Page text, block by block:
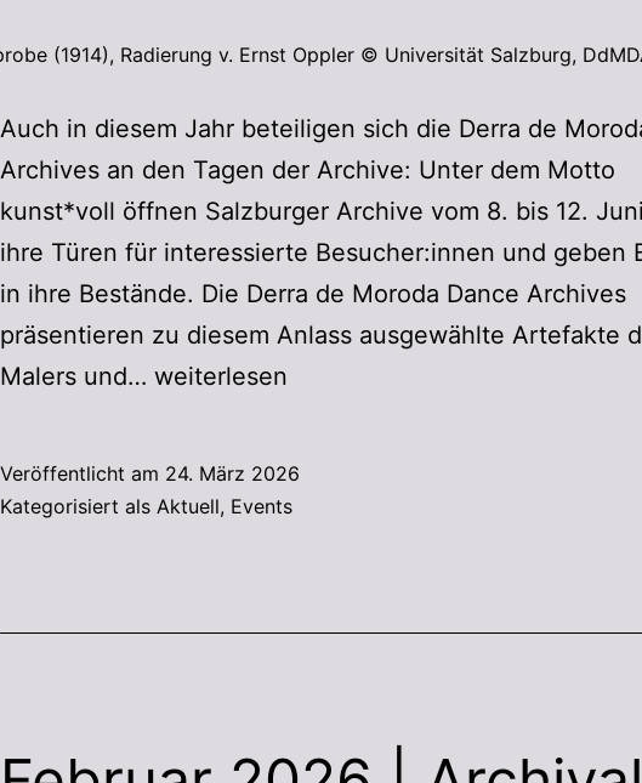
(1914), Radierung v. Ernst Oppler © Universität Salzburg,
Auch in diesem Jahr beteiligen sich die Derra de
Archives an den Tagen der Archive: Unter dem Motto
kunst*voll öffnen Salzburger Archive vom 8. bis 12.
ihre Türen für interessierte Besucher:innen und geben
in ihre Bestände. Die Derra de Moroda Dance Archives
präsentieren zu diesem Anlass ausgewählte Artefakte
Malers und… weiterlesen
Veröffentlicht am 24. März 2026
Kategorisiert als Aktuell, Events